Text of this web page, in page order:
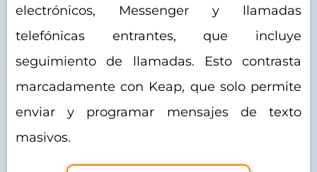
electrónicos, Messenger y llamadas
telefónicas entrantes, que incluye
seguimiento de llamadas. Esto contrasta
marcadamente con Keap, que solo permite
enviar y programar mensajes de texto
masivos.